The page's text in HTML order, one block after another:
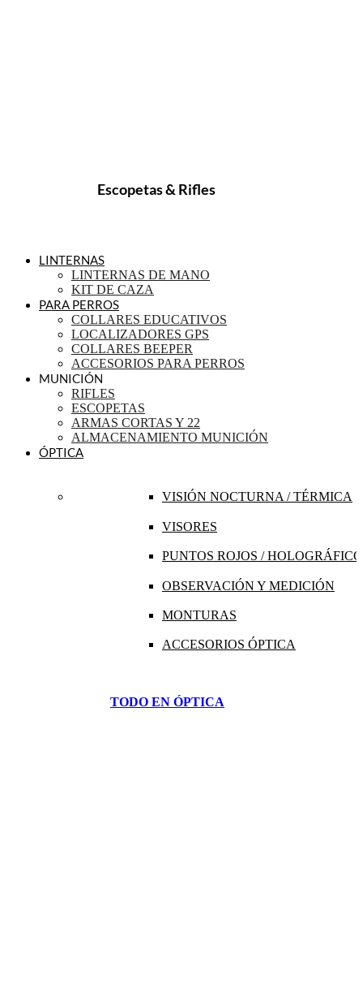
Escopetas & Rifles
LINTERNAS
LINTERNAS DE MANO
KIT DE CAZA
PARA PERROS
COLLARES EDUCATIVOS
LOCALIZADORES GPS
COLLARES BEEPER
ACCESORIOS PARA PERROS
MUNICIÓN
RIFLES
ESCOPETAS
ARMAS CORTAS Y 22
ALMACENAMIENTO MUNICIÓN
ÓPTICA
VISIÓN NOCTURNA / TÉRMICA
VISORES
PUNTOS ROJOS /
OBSERVACIÓN Y MEDICIÓN
MONTURAS
ACCESORIOS ÓPTICA
TODO EN ÓPTICA